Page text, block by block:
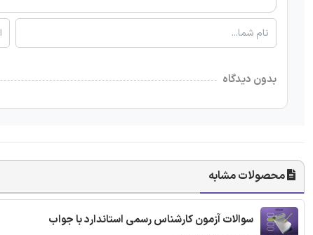
بدون دیدگاه
محصولات مشابه
سوالات آزمون کارشناس رسمی استاندارد با جواب